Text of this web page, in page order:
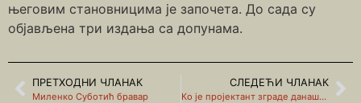
његовим становницима је започета. До сада су
објављена три издања са допунама.
ПРЕТХОДНИ ЧЛАНАК
Миленко Суботић бравар
СЛЕДЕЋИ ЧЛАНАК
Ко је пројектант зграде данашњег ужичког музеја и трезора?